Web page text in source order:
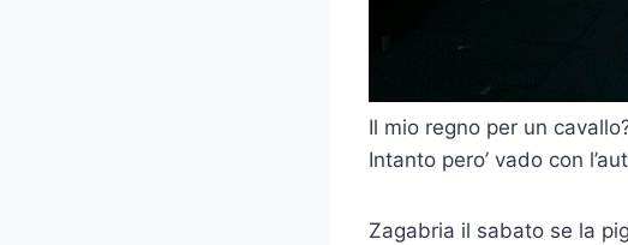
Il mio regno per un
Intanto pero’ vado con
Zagabria il sabato se la